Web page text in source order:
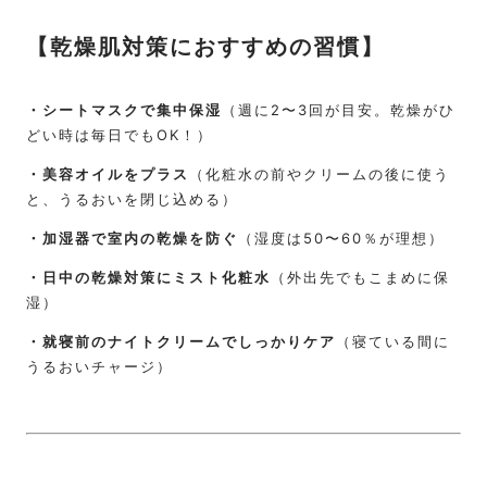
【乾燥肌対策におすすめの習慣】
・シートマスクで集中保湿
（週に2〜3回が目安。乾燥がひ
どい時は毎日でもOK！）
・美容オイルをプラス
（化粧水の前やクリームの後に使う
と、うるおいを閉じ込める）
・加湿器で室内の乾燥を防ぐ （湿度は50〜60％が理想）
・日中の乾燥対策にミスト化粧水
（外出先でもこまめに保
湿）
・就寝前のナイトクリームでしっかりケア
（寝ている間に
うるおいチャージ）